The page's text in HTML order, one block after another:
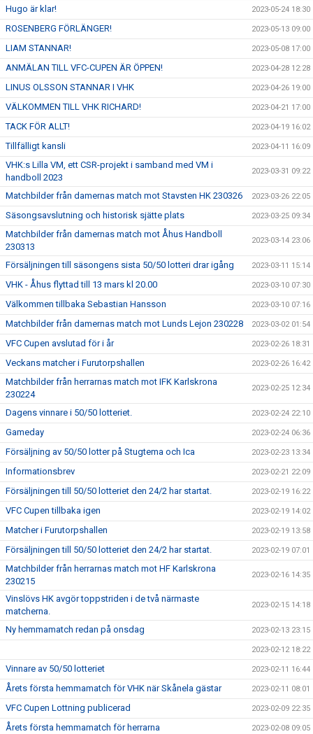
Hugo är klar! 2023-05-24 18:30
ROSENBERG FÖRLÄNGER! 2023-05-13 09:00
LIAM STANNAR! 2023-05-08 17:00
ANMÄLAN TILL VFC-CUPEN ÄR ÖPPEN! 2023-04-28 12:28
LINUS OLSSON STANNAR I VHK 2023-04-26 19:00
VÄLKOMMEN TILL VHK RICHARD! 2023-04-21 17:00
TACK FÖR ALLT! 2023-04-19 16:02
Tillfälligt kansli 2023-04-11 16:09
VHK:s Lilla VM, ett CSR-projekt i samband med VM i
handboll 2023
2023-03-31 09:22
Matchbilder från damernas match mot Stavsten HK 230326 2023-03-26 22:05
Säsongsavslutning och historisk sjätte plats 2023-03-25 09:34
Matchbilder från damernas match mot Åhus Handboll
230313
2023-03-14 23:06
Försäljningen till säsongens sista 50/50 lotteri drar igång 2023-03-11 15:14
VHK - Åhus flyttad till 13 mars kl 20.00 2023-03-10 07:30
Välkommen tillbaka Sebastian Hansson 2023-03-10 07:16
Matchbilder från damernas match mot Lunds Lejon 230228 2023-03-02 01:54
VFC Cupen avslutad för i år 2023-02-26 18:31
Veckans matcher i Furutorpshallen 2023-02-26 16:42
Matchbilder från herrarnas match mot IFK Karlskrona
230224
2023-02-25 12:34
Dagens vinnare i 50/50 lotteriet. 2023-02-24 22:10
Gameday 2023-02-24 06:36
Försäljning av 50/50 lotter på Stugtema och Ica 2023-02-23 13:34
Informationsbrev 2023-02-21 22:09
Försäljningen till 50/50 lotteriet den 24/2 har startat. 2023-02-19 16:22
VFC Cupen tillbaka igen 2023-02-19 14:02
Matcher i Furutorpshallen 2023-02-19 13:58
Försäljningen till 50/50 lotteriet den 24/2 har startat. 2023-02-19 07:01
Matchbilder från herrarnas match mot HF Karlskrona
230215
2023-02-16 14:35
Vinslövs HK avgör toppstriden i de två närmaste
matcherna.
2023-02-15 14:18
Ny hemmamatch redan på onsdag 2023-02-13 23:15
2023-02-12 18:22
Vinnare av 50/50 lotteriet 2023-02-11 16:44
Årets första hemmamatch för VHK när Skånela gästar 2023-02-11 08:01
VFC Cupen Lottning publicerad 2023-02-09 22:35
Årets första hemmamatch för herrarna 2023-02-08 09:05